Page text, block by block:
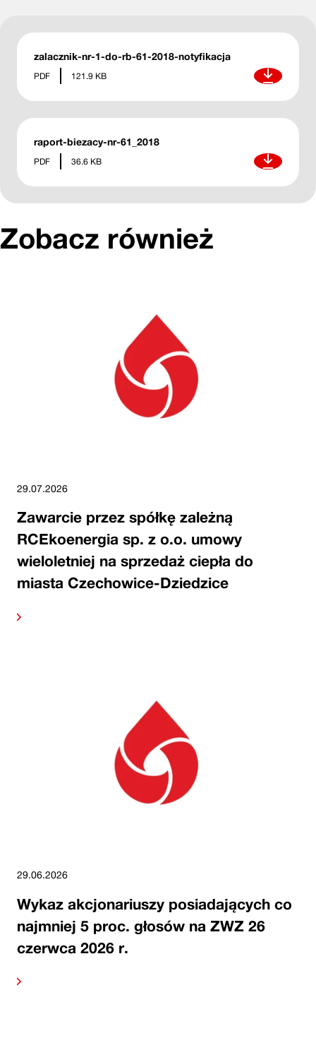
zalacznik-nr-1-do-rb-61-2018-notyfikacja
PDF 121.9 KB Pobierz
raport-biezacy-nr-61_2018
PDF 36.6 KB Pobierz
Zobacz również
29.07.2026
Zawarcie przez spółkę zależną
RCEkoenergia sp. z o.o. umowy
wieloletniej na sprzedaż ciepła do
miasta Czechowice-Dziedzice
29.06.2026
Wykaz akcjonariuszy posiadających co
najmniej 5 proc. głosów na ZWZ 26
czerwca 2026 r.